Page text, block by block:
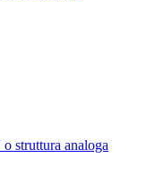
struttura analoga